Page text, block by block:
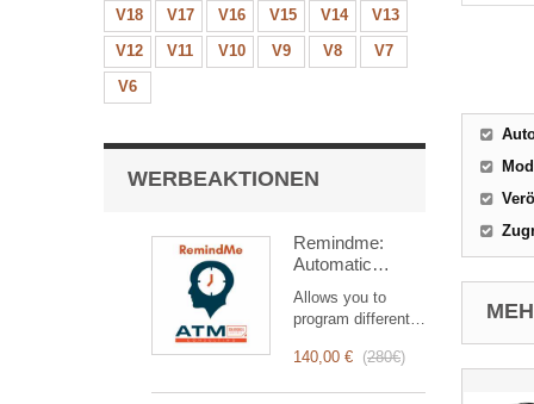
V18
V17 V16 V15 V14
V13
V12
V11 V10 V9 V8
V7
V6
WERBEAKTIONEN
Remindme:
Automatic
event,
notification)
Allows you to
program different
based on a trigger.
140,00 € (280€)